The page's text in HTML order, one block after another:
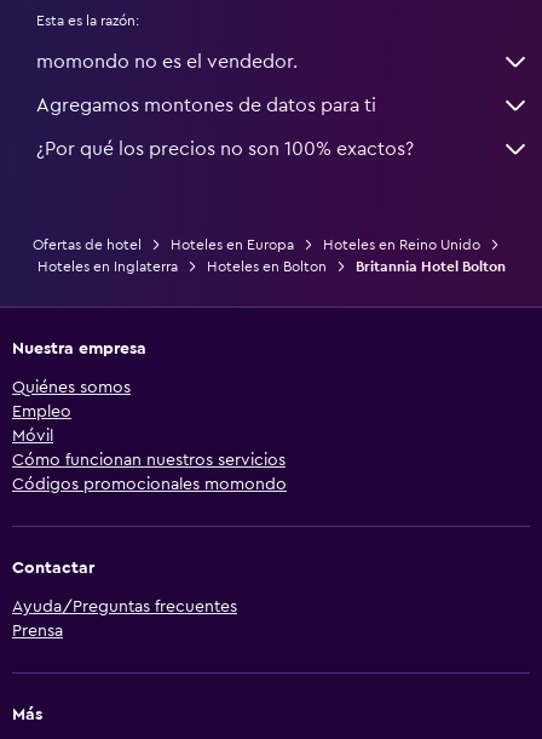
Esta es la razón:
momondo no es el vendedor.
Agregamos montones de datos para ti
¿Por qué los precios no son 100% exactos?
Ofertas de hotel Hoteles en Europa
Hoteles en Reino Unido
Hoteles en Inglaterra
Hoteles en Bolton Britannia Hotel Bolton
Nuestra empresa
Quiénes somos
Empleo
Móvil
Cómo funcionan nuestros servicios
Códigos promocionales momondo
Contactar
Ayuda/Preguntas frecuentes
Prensa
Más